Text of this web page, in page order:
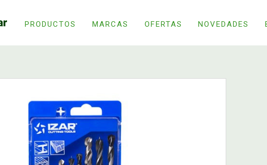
PRODUCTOS MARCAS OFERTAS NOVEDADES